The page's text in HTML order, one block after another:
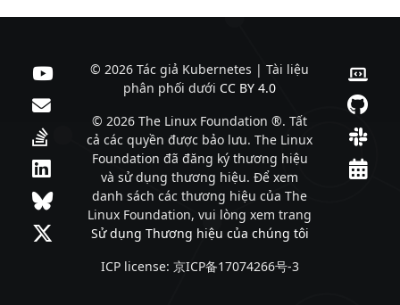
© 2026 Tác giả Kubernetes | Tài liệu
phân phối dưới CC BY 4.0
© 2026 The Linux Foundation ®. Tất
cả các quyền được bảo lưu. The Linux
Foundation đã đăng ký thương hiệu
và sử dụng thương hiệu. Để xem
danh sách các thương hiệu của The
Linux Foundation, vui lòng xem trang
Sử dụng Thương hiệu của chúng tôi
ICP license: 京ICP备17074266号-3